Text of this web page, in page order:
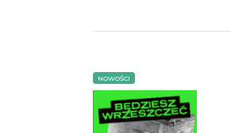
NOWOŚCI